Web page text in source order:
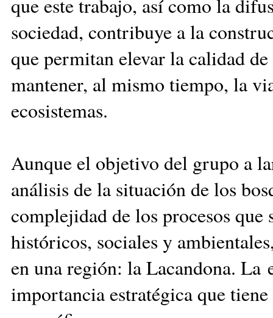
sociedad, contribuye a la
que permitan elevar la calidad
mantener, al mismo tiempo, la
ecosistemas.
Aunque el objetivo del grupo a
análisis de la situación de los
complejidad de los procesos
históricos, sociales y
en una región: la Lacandona. La
importancia estratégica que